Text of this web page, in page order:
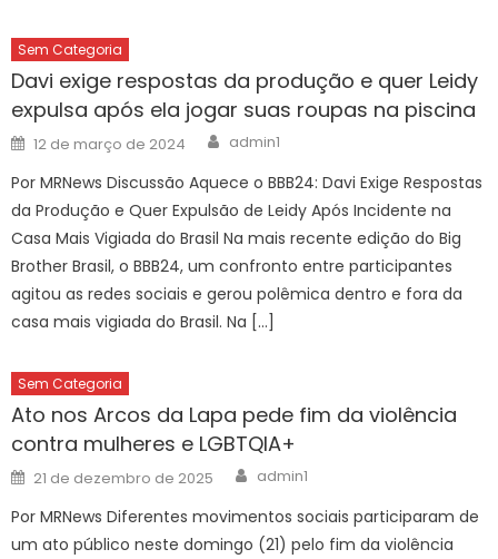
Sem Categoria
Davi exige respostas da produção e quer Leidy
expulsa após ela jogar suas roupas na piscina
Posted
on
12 de março de 2024 Author
admin1
Por MRNews Discussão Aquece o BBB24: Davi Exige Respostas
da Produção e Quer Expulsão de Leidy Após Incidente na
Casa Mais Vigiada do Brasil Na mais recente edição do Big
Brother Brasil, o BBB24, um confronto entre participantes
agitou as redes sociais e gerou polêmica dentro e fora da
casa mais vigiada do Brasil. Na […]
Sem Categoria
Ato nos Arcos da Lapa pede fim da violência
contra mulheres e LGBTQIA+
Posted
on
21 de dezembro de 2025 Author
admin1
Por MRNews Diferentes movimentos sociais participaram de
um ato público neste domingo (21) pelo fim da violência